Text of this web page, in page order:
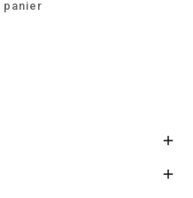
panier

